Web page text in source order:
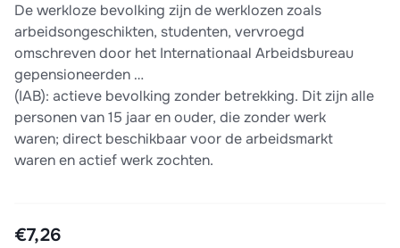
De werkloze bevolking zijn de werklozen zoals
arbeidsongeschikten, studenten, vervroegd
omschreven door het Internationaal Arbeidsbureau
gepensioneerden …
(IAB): actieve bevolking zonder betrekking. Dit zijn alle
personen van 15 jaar en ouder, die zonder werk
waren; direct beschikbaar voor de arbeidsmarkt
waren en actief werk zochten.
€7,26